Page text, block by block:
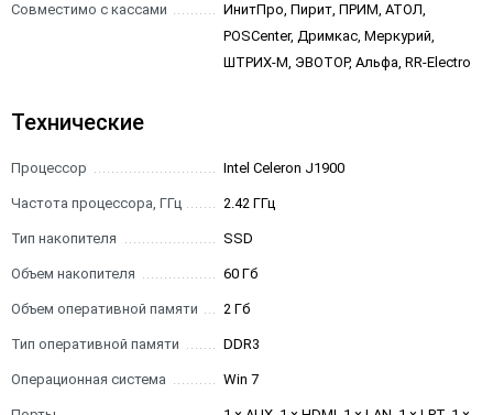
Совместимо с кассами
ИнитПро, Пирит, ПРИМ, АТОЛ,
POSCenter, Дримкас, Меркурий,
ШТРИХ-М, ЭВОТОР, Альфа, RR-Electro
Технические
Процессор Intel Celeron J1900
Частота процессора, ГГц 2.42 ГГц
Тип накопителя SSD
Объем накопителя 60 Гб
Объем оперативной памяти 2 Гб
Тип оперативной памяти DDR3
Операционная система Win 7